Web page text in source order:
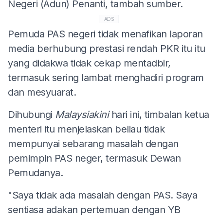
Negeri (Adun) Penanti, tambah sumber.
ADS
Pemuda PAS negeri tidak menafikan laporan
media berhubung prestasi rendah PKR itu itu
yang didakwa tidak cekap mentadbir,
termasuk sering lambat menghadiri program
dan mesyuarat.
Dihubungi Malaysiakini hari ini, timbalan ketua
menteri itu menjelaskan beliau tidak
mempunyai sebarang masalah dengan
pemimpin PAS neger, termasuk Dewan
Pemudanya.
"Saya tidak ada masalah dengan PAS. Saya
sentiasa adakan pertemuan dengan YB